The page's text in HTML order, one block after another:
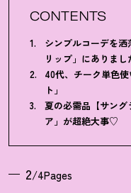
CONTENTS
シンプルコーデを
リップ」にありまし
40代、チーク単色
ト」
夏の必需品【サン
ア」が超絶大事♡
2/4Pages